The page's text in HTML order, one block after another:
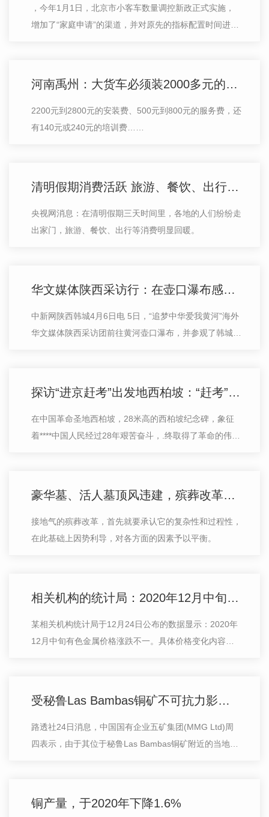
，今年1月1日，北京市小客车数量调控新政正式实施，
增加了“家庭申请”的渠道，并对原先的指标配置时间进行
河南禹州：大货车必须装2000多元的视频监控，否则过不了年审
2200元到2800元的安装费、500元到800元的服务费，还
有140元或240元的培训费……
清明假期消费活跃 旅游、餐饮、出行等消费明显回暖
央视网消息：在清明假期三天时间里，各地的人们纷纷走
出家门，旅游、餐饮、出行等消费明显回暖。
华文媒体陕西采访行：在壶口瀑布感受中华民族精神
中新网陕西韩城4月6日电 5日，“追梦中华爱我黄河”海外
华文媒体陕西采访团前往黄河壶口瀑布，并参观了韩城党
探访“进京赶考”出发地西柏坡：“赶考”永远在路上
在中国革命圣地西柏坡，28米高的西柏坡纪念碑，象征
着****中国人民经过28年艰苦奋斗，.终取得了革命的伟大
豪华墓、活人墓顶风违建，殡葬改革不能只看到观念因素
接地气的殡葬改革，首先就要承认它的复杂性和过程性，
在此基础上因势利导，对各方面的因素予以平衡。
相关机构的统计局：2020年12月中旬有色金属价格涨跌不一
某相关机构统计局于12月24日公布的数据显示：2020年
12月中旬有色金属价格涨跌不一。具体价格变化内容如
受秘鲁Las Bambas铜矿不可抗力影响，中国五矿宣布部分供货将延期
路透社24日消息，中国国有企业五矿集团(MMG Ltd)周
四表示，由于其位于秘鲁Las Bambas铜矿附近的当地居
铜产量，于2020年下降1.6%